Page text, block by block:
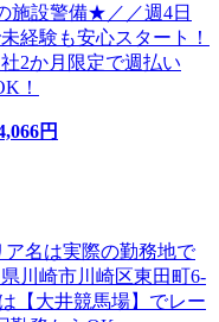
施設警備★／／週4日
経験も安心スタート！
2か月限定で週払い
！
円
名は実際の勤務地で
川崎市川崎区東田町6-
【大井競馬場】でレー